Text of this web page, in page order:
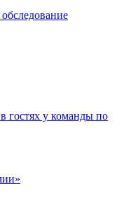
гостях у команды по